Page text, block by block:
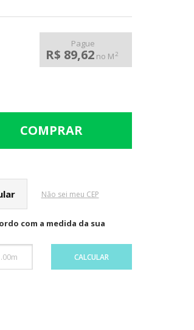
Pague
R$ 89,62 no M2
Não sei meu CEP
com a medida da sua
CALCULAR